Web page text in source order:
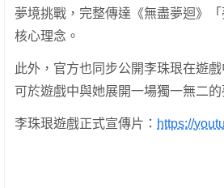
夢境挑戰，完整傳達《無盡夢迴》
核心理念。
此外，官方也同步公開李珠珢在遊
可於遊戲中與她展開一場獨一無二的
李珠珢遊戲正式宣傳片： https://